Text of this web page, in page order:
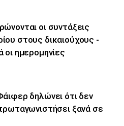
οι συντάξεις
στους δικαιούχους -
οι ημερομηνίες
δηλώνει ότι δεν
ξανά σε